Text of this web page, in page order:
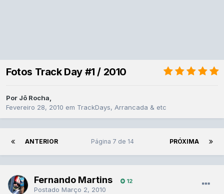
Fotos Track Day #1 / 2010
Por Jô Rocha,
Fevereiro 28, 2010 em TrackDays, Arrancada & etc
ANTERIOR PRÓXIMA
Página 7 de 14
Fernando Martins 12
Postado Março 2, 2010